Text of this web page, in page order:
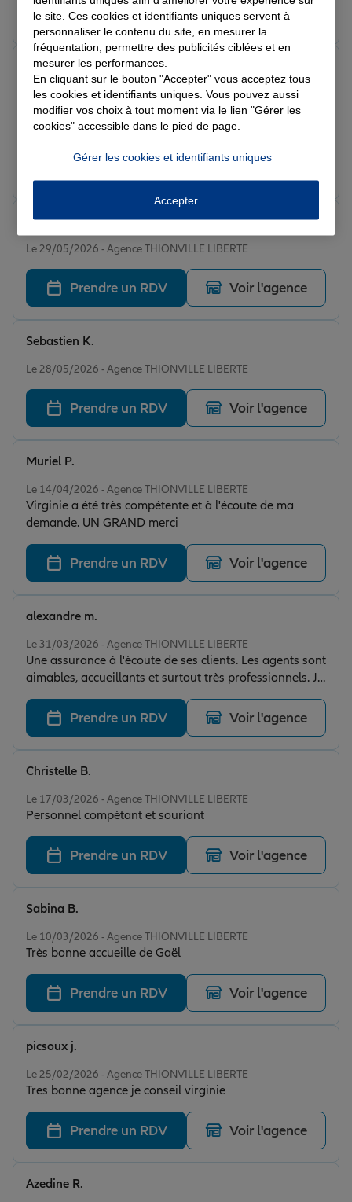
Prendre un RDV Voir l'agence
Note de 5 sur 5
Le 30/05/2026 - Agence THIONVILLE LIBERTE
Super accueil. Très bon rapport qualité prix. Je
recommande.
antoine m.
Voir l'agence
Note de 5 sur 5
Le 29/05/2026 - Agence THIONVILLE LIBERTE
Loïc P.
Prendre un RDV Voir l'agence
Le 28/05/2026 - Agence THIONVILLE LIBERTE
Sebastien K.
Prendre un RDV Voir l'agence
Le 14/04/2026 - Agence THIONVILLE LIBERTE
Virginie a été très compétente et à l'écoute de ma
demande. UN GRAND merci
Muriel P.
Prendre un RDV Voir l'agence
Le 31/03/2026 - Agence THIONVILLE LIBERTE
Une assurance à l'écoute de ses clients. Les agents sont
aimables, accueillants et surtout très professionnels. Je
recommande Allianz surtout l'agence de Gaëlle Zayer.
alexandre m.
Prendre un RDV Voir l'agence
Le 17/03/2026 - Agence THIONVILLE LIBERTE
Personnel compétant et souriant
Christelle B.
Prendre un RDV Voir l'agence
Le 10/03/2026 - Agence THIONVILLE LIBERTE
Très bonne accueille de Gaël
Sabina B.
Prendre un RDV Voir l'agence
Le 25/02/2026 - Agence THIONVILLE LIBERTE
Tres bonne agence je conseil virginie
picsoux j.
Prendre un RDV Voir l'agence
Azedine R.
le site. Ces cookies et identifiants uniques servent à
personnaliser le contenu du site, en mesurer la
fréquentation, permettre des publicités ciblées et en
mesurer les performances.
En cliquant sur le bouton "Accepter" vous acceptez tous
les cookies et identifiants uniques. Vous pouvez aussi
modifier vos choix à tout moment via le lien "Gérer les
cookies" accessible dans le pied de page.
Gérer les cookies et identifiants uniques
Accepter